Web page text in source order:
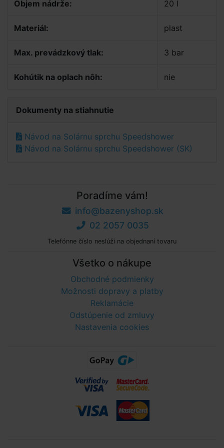
Objem nádrže: 20 l
Materiál: plast
Max. prevádzkový tlak: 3 bar
Kohútik na oplach nôh: nie
Dokumenty na stiahnutie
Návod na Solárnu sprchu Speedshower
Návod na Solárnu sprchu Speedshower (SK)
Poradíme vám!
info@bazenyshop.sk
02 2057 0035
Telefónne číslo neslúži na objednaní tovaru
Všetko o nákupe
Obchodné podmienky
Možnosti dopravy a platby
Reklamácie
Odstúpenie od zmluvy
Nastavenia cookies